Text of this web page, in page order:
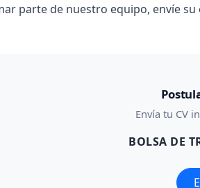
parte de nuestro equipo, envíe
Envía tu CV
BOLSA DE